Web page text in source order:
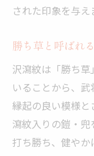
された印象を与え
勝ち草と呼ばれ
沢瀉紋は「勝ち
いることから、
縁起の良い模様
瀉紋入りの鎧・
打ち勝ち、健や